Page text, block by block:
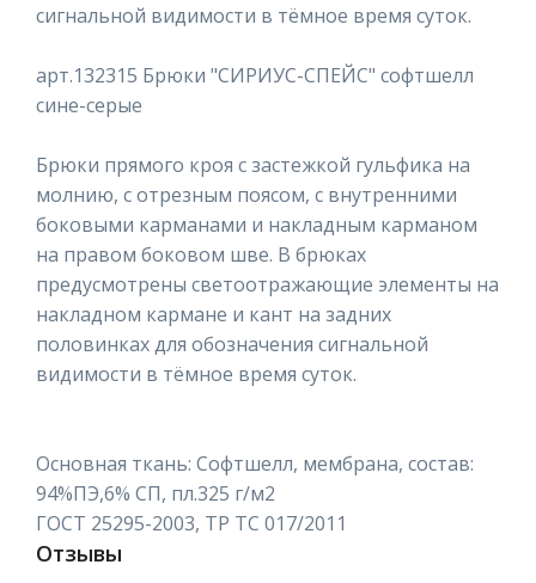
сигнальной видимости в тёмное время суток.
арт.132315 Брюки "СИРИУС-СПЕЙС" софтшелл
сине-серые
Брюки прямого кроя с застежкой гульфика на
молнию, с отрезным поясом, с внутренними
боковыми карманами и накладным карманом
на правом боковом шве. В брюках
предусмотрены светоотражающие элементы на
накладном кармане и кант на задних
половинках для обозначения сигнальной
видимости в тёмное время суток.
Основная ткань: Софтшелл, мембрана, состав:
94%ПЭ,6% СП, пл.325 г/м2
ГОСТ 25295-2003, ТР ТС 017/2011
Отзывы